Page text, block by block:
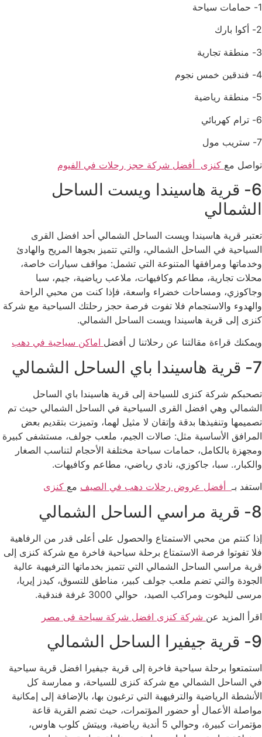
1- حمامات سياحة
2- أكوا بارك
3- منطقة تجارية
4- فندقين خمس نجوم
5- منطقة رياضية
6- ترام كهربائي
7- ستريب مول
تواصل مع كنزى أفضل شركة حجز رحلات في الفيوم
6- قرية هاسيندا ويست الساحل
الشمالي
تعتبر قرية هاسيندا ويست الساحل الشمالي أحد افضل القرى
السياحية في الساحل الشمالي، والتي تتميز بجوها المريح والهادئ
وخدماتها ومرافقها المتنوعة التي تشمل: مواقف سيارات خاصة،
محلات تجارية، مطاعم وكافيهات، ملاعب رياضية، جيم، سبا
وجاكوزي، ومساحات خضراء واسعة، فإذا كنت من محبي الراحة
والهدوء والاستجمام فلا تفوت فرصة حجز رحلتك السياحية مع شركة
كنزى إلى قرية هاسيندا ويست الساحل الشمالي.
ويمكنك قراءة مقالتنا عن رحلاتنا ل أفضل اماكن سياحية في دهب
7- قرية هاسيندا باي الساحل الشمالي
تصحبكم شركة كنزى للسياحة إلى قرية هاسيندا باي الساحل
الشمالي وهي افضل القرى السياحية في الساحل الشمالي حيث تم
تصميمها وتنفيذها بدقة وإتقان لا مثيل لهما، وتميزت بتقديم بعض
المرافق الأساسية مثل: صالات الجيم، ملعب جولف، مستشفى كبيرة
ومجهزة بالكامل، حمامات سباحة مختلفة الأحجام لتناسب الصغار
والكبار،. سبا، جاكوزي، نادي رياضي، مطاعم وكافيهات.
استفد بـأفضل عروض رحلات دهب في الصيف مع كنزى
8- قرية مراسي الساحل الشمالي
إذا كنتم من محبي الاستمتاع والحصول على أعلى قدر من الرفاهية
فلا تفوتوا فرصة الاستمتاع برحلة سياحية فاخرة مع شركة كنزى إلى
قرية مراسي الساحل الشمالي التي تتميز بخدماتها الترفيهية عالية
الجودة والتي تضم ملعب جولف كبير، مناطق للتسوق، كيدز إيريا،
مرسى لليخوت ومراكب الصيد، حوالي 3000 غرفة فندقية.
اقرأ المزيد عن شركة كنزى افضل شركة سياحة فى مصر
9- قرية جيفيرا الساحل الشمالي
استمتعوا برحلة سياحية فاخرة إلى قرية جيفيرا افضل قرية سياحية
في الساحل الشمالي مع شركة كنزى للسياحة، و ممارسة كل
الأنشطة الرياضية والترفيهية التي ترغبون بها، بالإضافة إلى إمكانية
مواصلة الأعمال أو حضور المؤتمرات، حيث تضم القرية قاعة
مؤتمرات كبيرة، وحوالي 5 أندية رياضية، وبيتش كلوب هاوس،